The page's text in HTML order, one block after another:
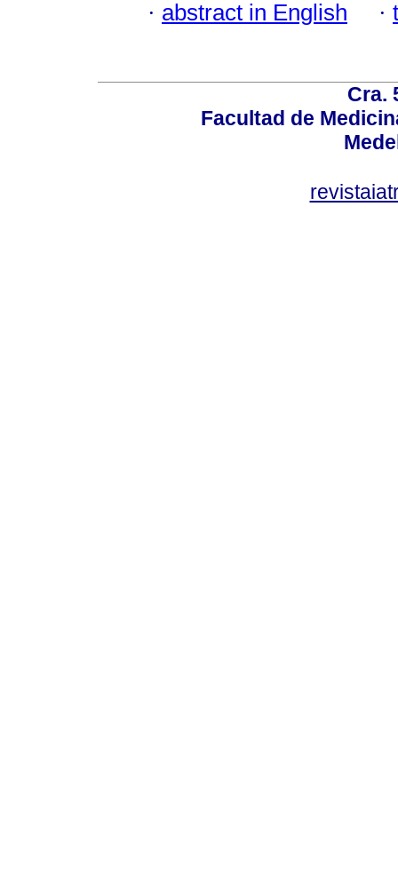
· abstract in English ·
Cra.
Facultad de